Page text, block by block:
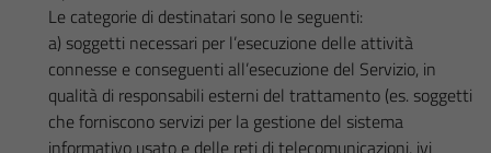
Le categorie di destinatari sono le seguenti:
a) soggetti necessari per l’esecuzione delle attività
connesse e conseguenti all’esecuzione del Servizio, in
qualità di responsabili esterni del trattamento (es. soggetti
che forniscono servizi per la gestione del sistema
informativo usato e delle reti di telecomunicazioni, ivi